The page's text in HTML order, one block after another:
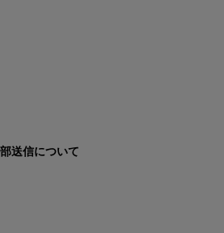
送信について